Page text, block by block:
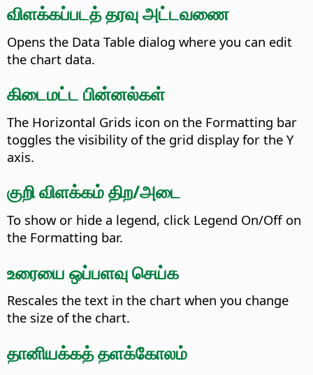
விளக்கப்படத் தரவு அட்டவணை
Opens the Data Table dialog where you can edit
the chart data.
கிடைமட்ட பின்னல்கள்
The Horizontal Grids icon on the Formatting bar
toggles the visibility of the grid display for the Y
axis.
குறி விளக்கம் திற/அடை
To show or hide a legend, click Legend On/Off on
the Formatting bar.
உரையை ஒப்பளவு செய்க
Rescales the text in the chart when you change
the size of the chart.
தானியக்கத் தளக்கோலம்